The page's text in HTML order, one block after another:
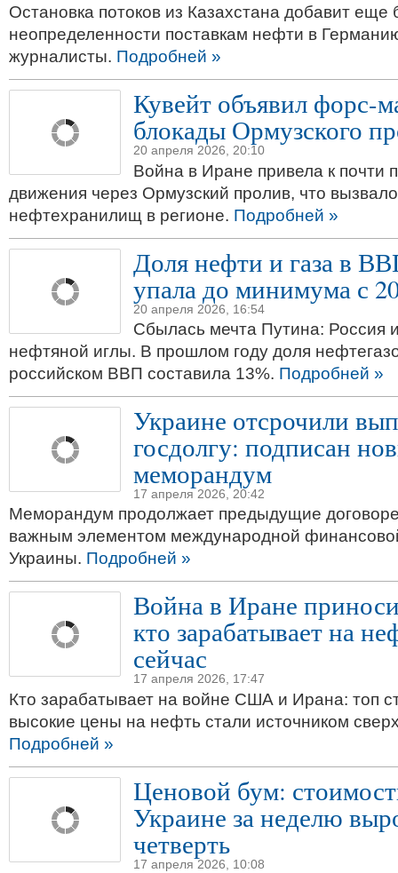
Остановка потоков из Казахстана добавит еще
неопределенности поставкам нефти в
журналисты. Подробней »
Кувейт объявил форс-
блокады Ормузского
20 апреля 2026, 20:10
Война в Иране привела к почти
движения через Ормузский пролив, что
нефтехранилищ в регионе. Подробней »
Доля нефти и газа в
упала до минимума с
20 апреля 2026, 16:54
Сбылась мечта Путина: Россия
нефтяной иглы. В прошлом году доля
российском ВВП составила 13%. Подробней »
Украине отсрочили
госдолгу: подписан
меморандум
17 апреля 2026, 20:42
Меморандум продолжает предыдущие
важным элементом международной
Украины. Подробней »
Война в Иране
кто зарабатывает на
сейчас
17 апреля 2026, 17:47
Кто зарабатывает на войне США и Ирана: топ
высокие цены на нефть стали источником
Подробней »
Ценовой бум:
Украине за неделю
четверть
17 апреля 2026, 10:08